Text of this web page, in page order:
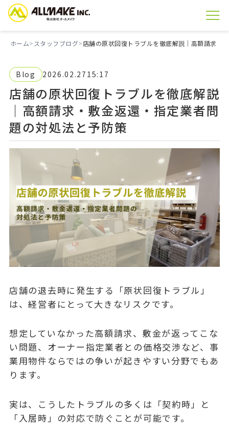
ホーム スタッフブログ 店舗の原状回復トラブルを徹底解説｜高額請求・
Blog 2026.02.27 15:17
店舗の原状回復トラブルを徹底解説
｜高額請求・敷金返還・指定業者問
題の対処法と予防策
店舗の退去時に発生する「原状回復トラブル」
は、経営者にとって大きなリスクです。
想定していなかった高額請求、敷金が返ってこな
い問題、オーナー指定業者との価格交渉など、事
業用物件ならではの争いが起きやすい分野でもあ
ります。
実は、こうしたトラブルの多くは「契約時」と
「入居時」の対応で防ぐことが可能です。